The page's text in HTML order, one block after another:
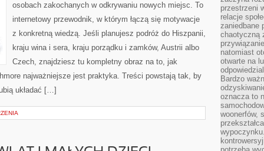
osobach zakochanych w odkrywaniu nowych miejsc. To
internetowy przewodnik, w którym łączą się motywacje
z konkretną wiedzą. Jeśli planujesz podróż do Hiszpanii,
kraju wina i sera, kraju porządku i zamków, Austrii albo
Czech, znajdziesz tu kompletny obraz na to, jak
najważniejsze jest praktyka. Treści powstają tak, by
układać […]
przestrzeni
relacje
zaniedbane
chaotyczną
natomiast
otwarte na
Bardzo
oznacza to
woonerfów,